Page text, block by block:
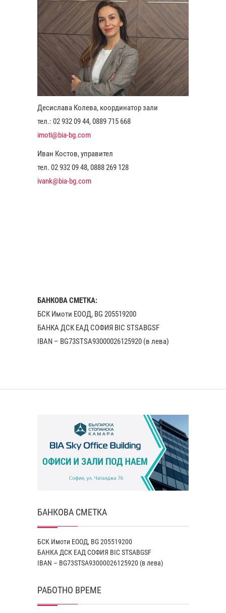
Десислава Колева, координатор зали
тел.: 02 932 09 44, 0889 715 668
imoti@bia-bg.com
Иван Костов, управител
тел. 02 932 09 48, 0888 269 128
ivank@bia-bg.com
БАНКОВА СМЕТКА:
БСК Имоти ЕООД, BG 205519200
БАНКА ДСК EАД СОФИЯ BIC STSABGSF
IBAN – BG73STSA93000026125920 (в лева)
БАНКОВА СМЕТКА
БСК Имоти ЕООД, BG 205519200
БАНКА ДСК EАД СОФИЯ BIC STSABGSF
IBAN – BG73STSA93000026125920 (в лева)
РАБОТНО ВРЕМЕ